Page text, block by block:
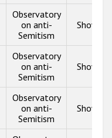
Observatory
on anti-
Semitism
Show
Observatory
on anti-
Semitism
Show
Observatory
on anti-
Semitism
Show